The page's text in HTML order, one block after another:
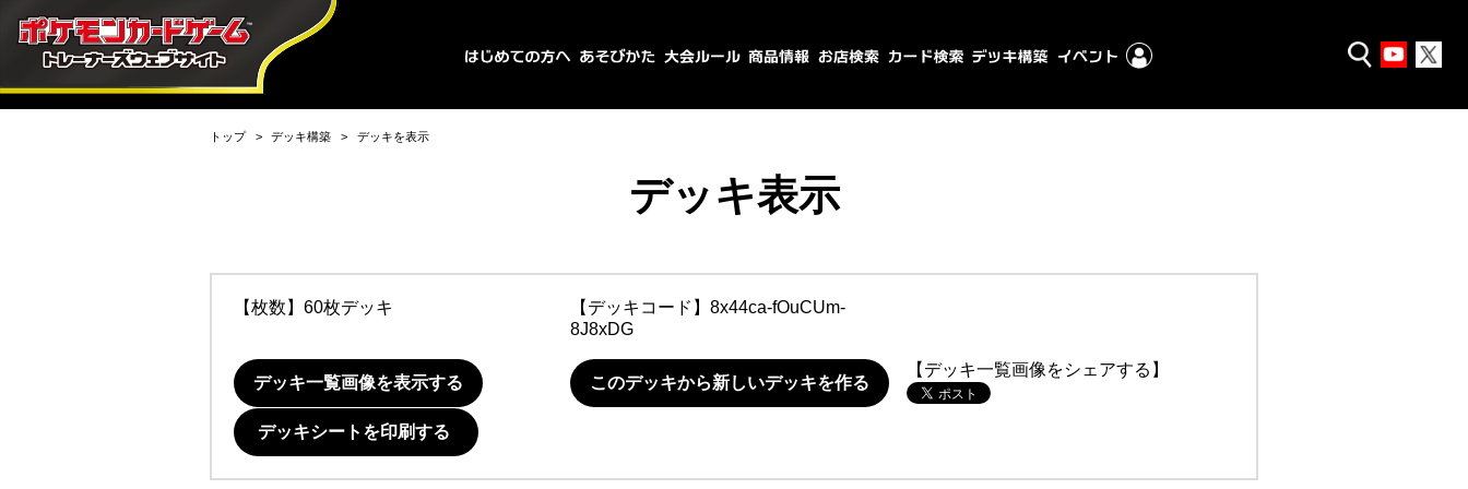
トップ デッキ構築 デッキを表示
デッキ表示
【枚数】60枚デッキ 【デッキコード】 8x44ca-fOuCUm-
8J8xDG
デッキ一覧画像を表示する このデッキから新しいデッキを作る
【デッキ一覧画像をシェアする】
デッキシートを印刷する